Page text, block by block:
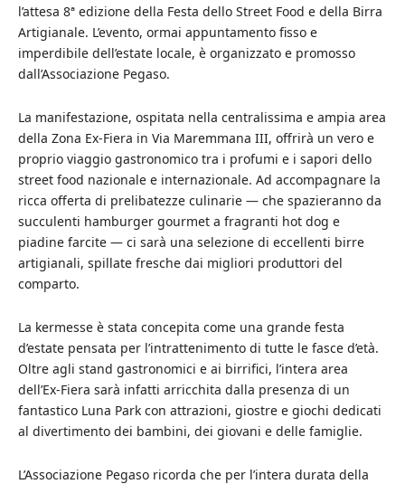
l’attesa 8ª edizione della Festa dello Street Food e della Birra
Artigianale. L’evento, ormai appuntamento fisso e
imperdibile dell’estate locale, è organizzato e promosso
dall’Associazione Pegaso.
La manifestazione, ospitata nella centralissima e ampia area
della Zona Ex-Fiera in Via Maremmana III, offrirà un vero e
proprio viaggio gastronomico tra i profumi e i sapori dello
street food nazionale e internazionale. Ad accompagnare la
ricca offerta di prelibatezze culinarie — che spazieranno da
succulenti hamburger gourmet a fragranti hot dog e
piadine farcite — ci sarà una selezione di eccellenti birre
artigianali, spillate fresche dai migliori produttori del
comparto.
La kermesse è stata concepita come una grande festa
d’estate pensata per l’intrattenimento di tutte le fasce d’età.
Oltre agli stand gastronomici e ai birrifici, l’intera area
dell’Ex-Fiera sarà infatti arricchita dalla presenza di un
fantastico Luna Park con attrazioni, giostre e giochi dedicati
al divertimento dei bambini, dei giovani e delle famiglie.
L’Associazione Pegaso ricorda che per l’intera durata della